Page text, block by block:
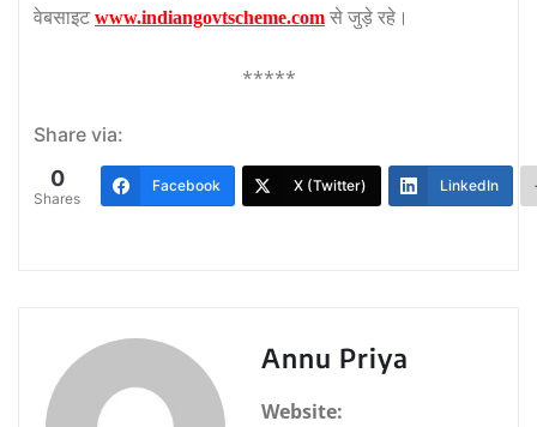
वेबसाइटwww.indiangovtscheme.com से जुड़े रहे।
*****
Share via:
0
Shares
Facebook X (Twitter) LinkedIn
Annu Priya
Website: